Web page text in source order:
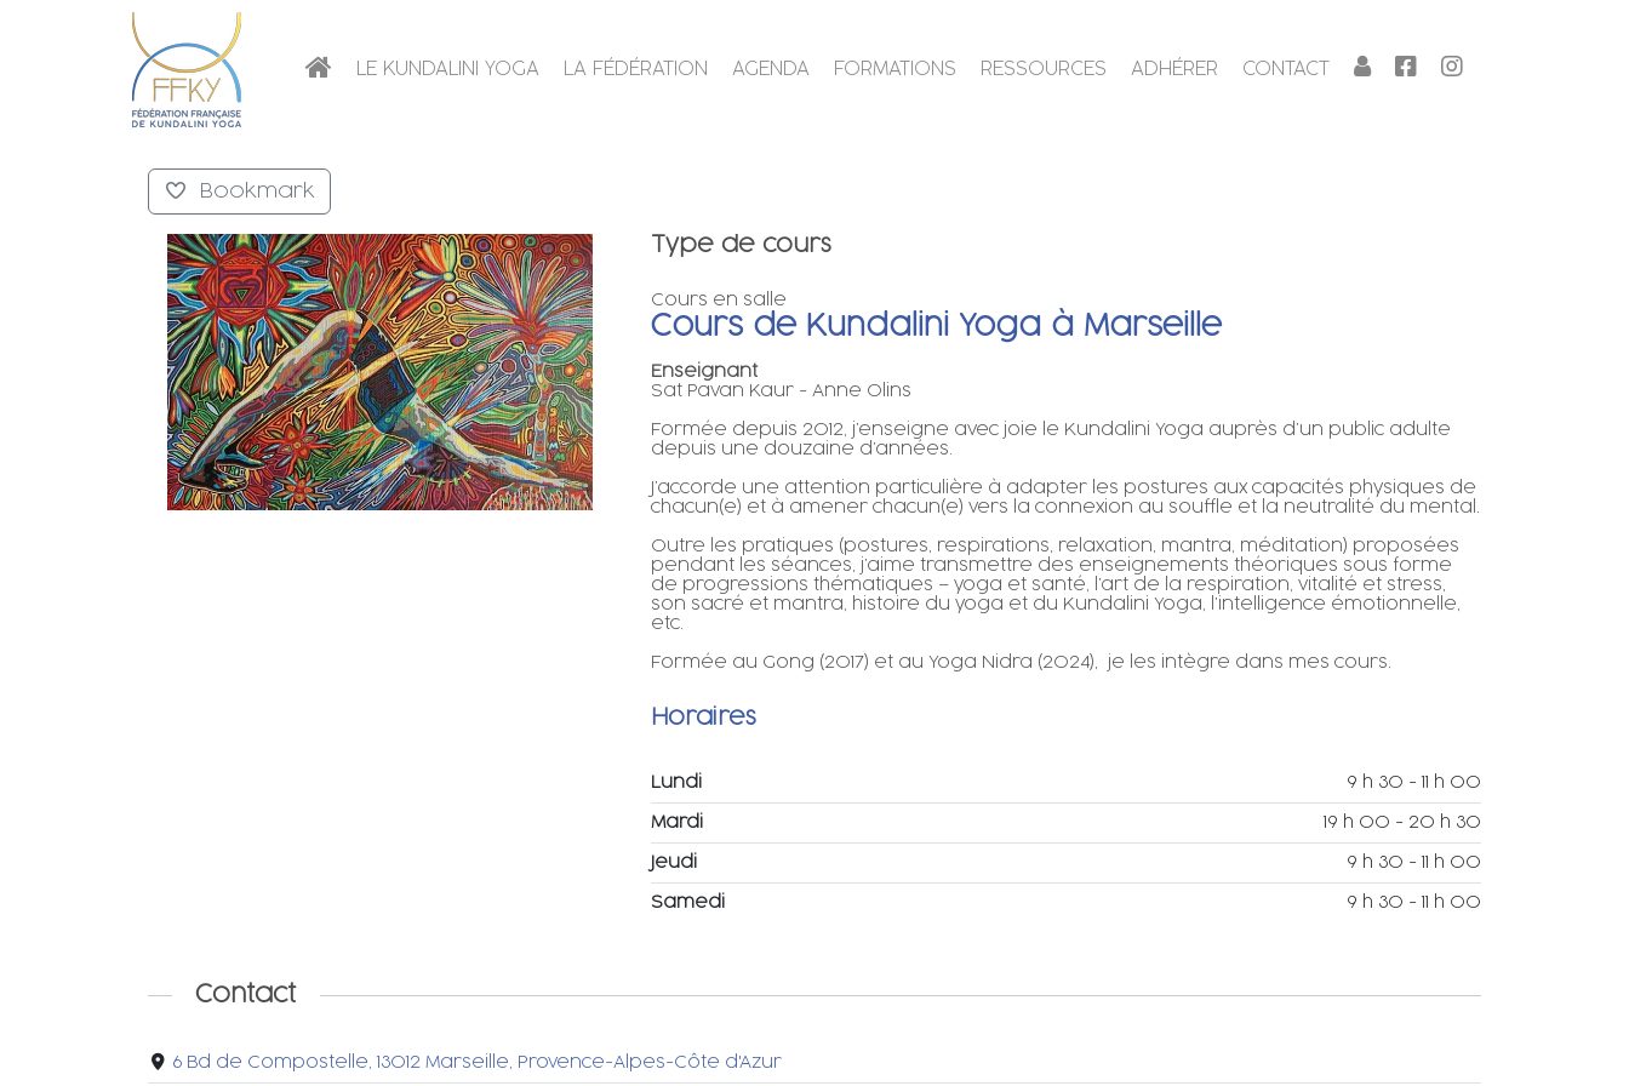
LE KUNDALINI YOGA LA FÉDÉRATION AGENDA FORMATIONS RESSOURCES ADHÉRER CONTACT
Bookmark
Type de cours
Cours en salle
Cours de Kundalini Yoga à Marseille
Enseignant
Sat Pavan Kaur - Anne Olins
Formée depuis 2012, j’enseigne avec joie le Kundalini Yoga auprès d’un public adulte
depuis une douzaine d’années.
J’accorde une attention particulière à adapter les postures aux capacités physiques de
chacun(e) et à amener chacun(e) vers la connexion au souffle et la neutralité du mental.
Outre les pratiques (postures, respirations, relaxation, mantra, méditation) proposées
pendant les séances, j’aime transmettre des enseignements théoriques sous forme
de progressions thématiques – yoga et santé, l’art de la respiration, vitalité et stress,
son sacré et mantra, histoire du yoga et du Kundalini Yoga, l’intelligence émotionnelle,
etc.
Formée au Gong (2017) et au Yoga Nidra (2024), je les intègre dans mes cours.
Horaires
Lundi 9 h 30 - 11 h 00
Mardi 19 h 00 - 20 h 30
Jeudi 9 h 30 - 11 h 00
Samedi 9 h 30 - 11 h 00
Contact
6 Bd de Compostelle, 13012 Marseille, Provence-Alpes-Côte d'Azur